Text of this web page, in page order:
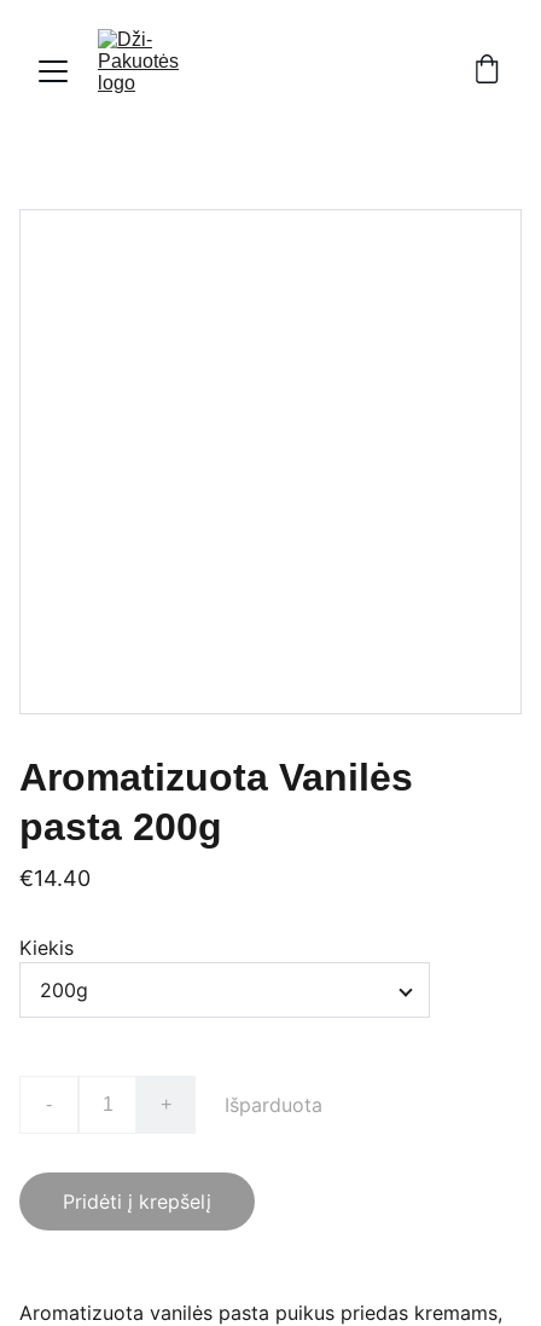
Aromatizuota Vanilės
pasta 200g
€14.40
Kiekis
- + Išparduota
Pridėti į krepšelį
Aromatizuota vanilės pasta puikus priedas kremams,